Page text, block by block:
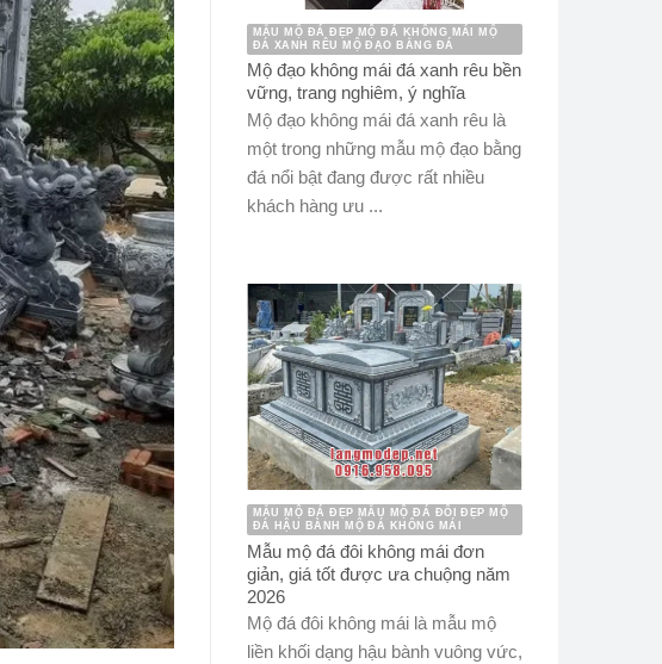
MẪU MỘ ĐÁ ĐẸP MỘ ĐÁ KHÔNG MÁI MỘ
ĐÁ XANH RÊU MỘ ĐẠO BẰNG ĐÁ
Mộ đạo không mái đá xanh rêu bền
vững, trang nghiêm, ý nghĩa
Mộ đạo không mái đá xanh rêu là
một trong những mẫu mộ đạo bằng
đá nổi bật đang được rất nhiều
khách hàng ưu ...
MẪU MỘ ĐÁ ĐẸP MẪU MỘ ĐÁ ĐÔI ĐẸP MỘ
ĐÁ HẬU BÀNH MỘ ĐÁ KHÔNG MÁI
Mẫu mộ đá đôi không mái đơn
giản, giá tốt được ưa chuộng năm
2026
Mộ đá đôi không mái là mẫu mộ
liền khối dạng hậu bành vuông vức,